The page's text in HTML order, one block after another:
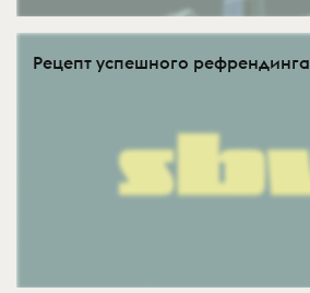
Рецепт успешного рефрендинга